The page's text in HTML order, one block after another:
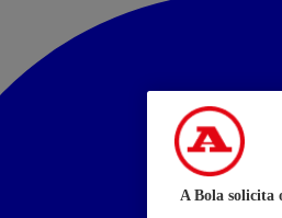
A Bola solicita